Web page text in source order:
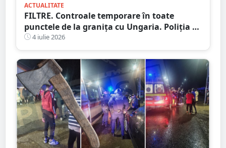
ACTUALITATE
FILTRE. Controale temporare în toate
punctele de la granița cu Ungaria. Poliția de
Frontieră, Poliția și Jandarmeria
4 iulie 2026